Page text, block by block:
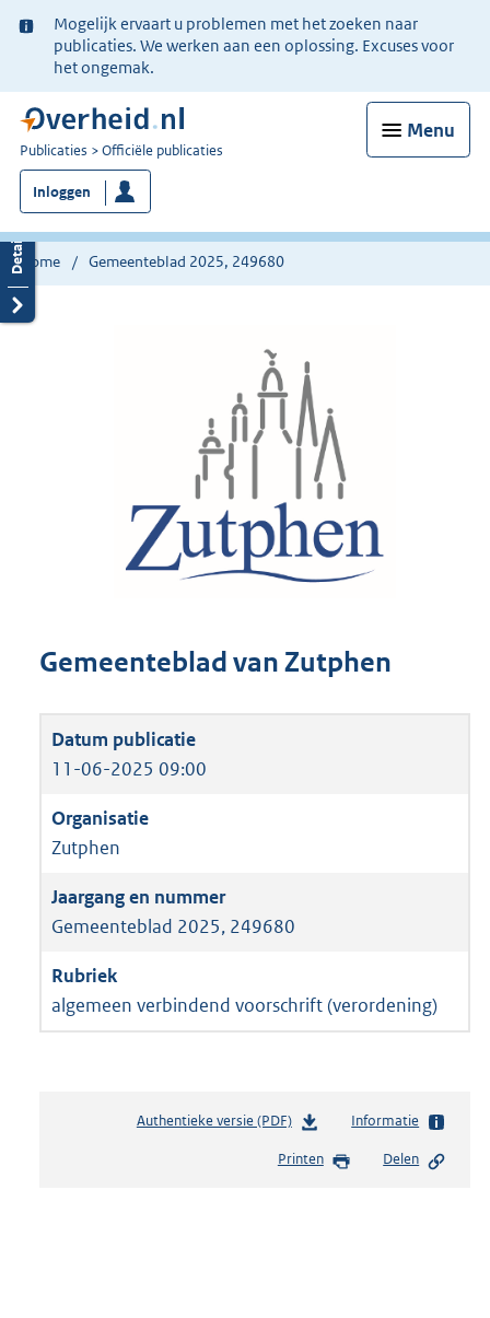
Ter
informatie:
Mogelijk ervaart u problemen met het zoeken naar
publicaties. We werken aan een oplossing. Excuses voor
het ongemak.
Menu
U
bent
nu
hier:
Publicaties Officiële publicaties
Inloggen
Home Gemeenteblad 2025, 249680
Gemeenteblad van Zutphen
11-06-2025 09:00
Zutphen
Gemeenteblad 2025, 249680
algemeen verbindend voorschrift (verordening)
Authentieke versie (PDF)b
s
Informatie
Printen Delen